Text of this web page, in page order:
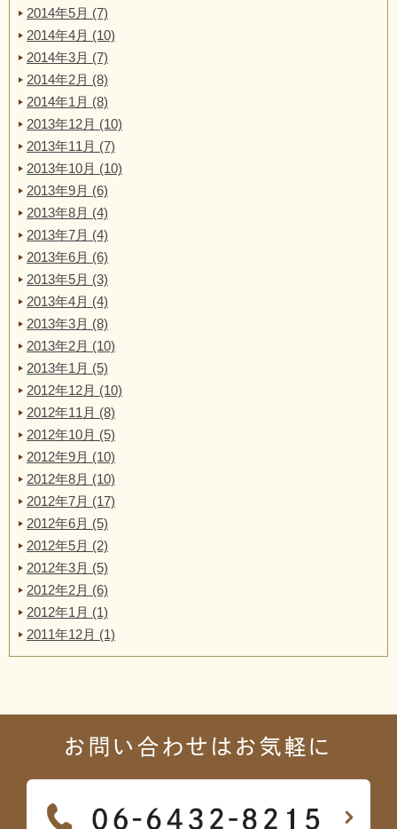
2014年5月 (7)
2014年4月 (10)
2014年3月 (7)
2014年2月 (8)
2014年1月 (8)
2013年12月 (10)
2013年11月 (7)
2013年10月 (10)
2013年9月 (6)
2013年8月 (4)
2013年7月 (4)
2013年6月 (6)
2013年5月 (3)
2013年4月 (4)
2013年3月 (8)
2013年2月 (10)
2013年1月 (5)
2012年12月 (10)
2012年11月 (8)
2012年10月 (5)
2012年9月 (10)
2012年8月 (10)
2012年7月 (17)
2012年6月 (5)
2012年5月 (2)
2012年3月 (5)
2012年2月 (6)
2012年1月 (1)
2011年12月 (1)
お問い合わせはお気軽に